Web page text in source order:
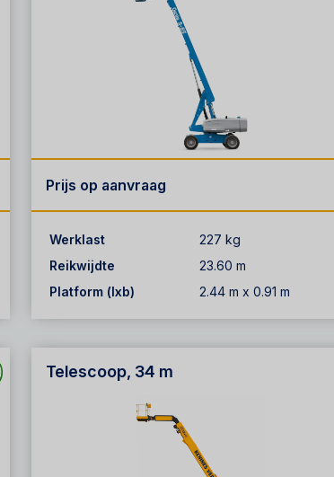
Prijs op aanvraag
Werklast
227 kg
Reikwijdte
23.60 m
Platform (lxb)
2.44 m x 0.91 m
Telescoop, 34 m